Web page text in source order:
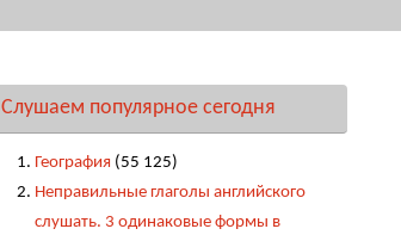
Слушаем популярное сегодня
География (55 125)
Неправильные глаголы английского
слушать. 3 одинаковые формы в